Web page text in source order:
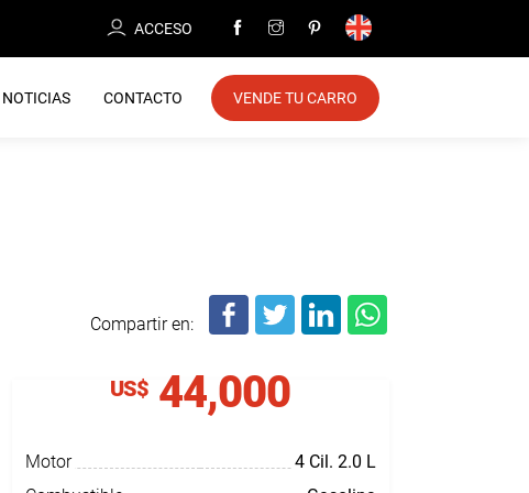
ACCESO
NOTICIAS CONTACTO VENDE TU CARRO
Compartir en:
US$ 44,000
Motor 4 Cil. 2.0 L